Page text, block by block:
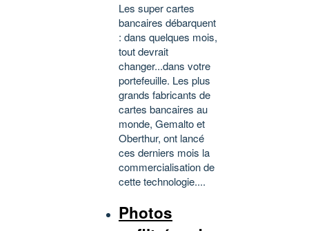
Les super cartes
bancaires débarquent
: dans quelques mois,
tout devrait
changer...dans votre
portefeuille. Les plus
grands fabricants de
cartes bancaires au
monde, Gemalto et
Oberthur, ont lancé
ces derniers mois la
commercialisation de
cette technologie....
Photos